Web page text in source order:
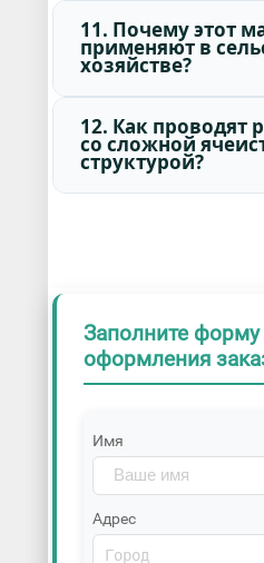
11. Почему этот
применяют в
хозяйстве?
12. Как проводят
со сложной
структурой?
Заполните форму
оформления
Имя
Адрес